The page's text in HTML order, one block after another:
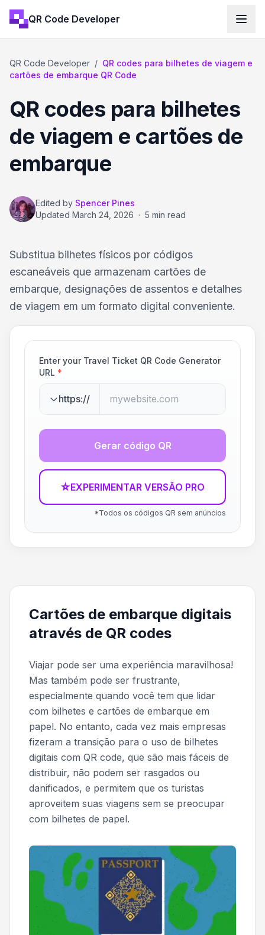
QR Code Developer
QR Code Developer / QR codes para bilhetes de viagem e
cartões de embarque QR Code
QR codes para bilhetes
de viagem e cartões de
embarque
Edited by Spencer Pines
Updated March 24, 2026 · 5 min read
Substitua bilhetes físicos por códigos
escaneáveis que armazenam cartões de
embarque, designações de assentos e detalhes
de viagem em um formato digital conveniente.
Enter your Travel Ticket QR Code Generator
URL *
https://
Gerar código QR
☆EXPERIMENTAR VERSÃO PRO
*Todos os códigos QR sem anúncios
Cartões de embarque digitais
através de QR codes
Viajar pode ser uma experiência maravilhosa!
Mas também pode ser frustrante,
especialmente quando você tem que lidar
com bilhetes e cartões de embarque em
papel. No entanto, cada vez mais empresas
fizeram a transição para o uso de bilhetes
digitais com QR code, que são mais fáceis de
distribuir, não podem ser rasgados ou
danificados, e permitem que os turistas
aproveitem suas viagens sem se preocupar
com bilhetes de papel.